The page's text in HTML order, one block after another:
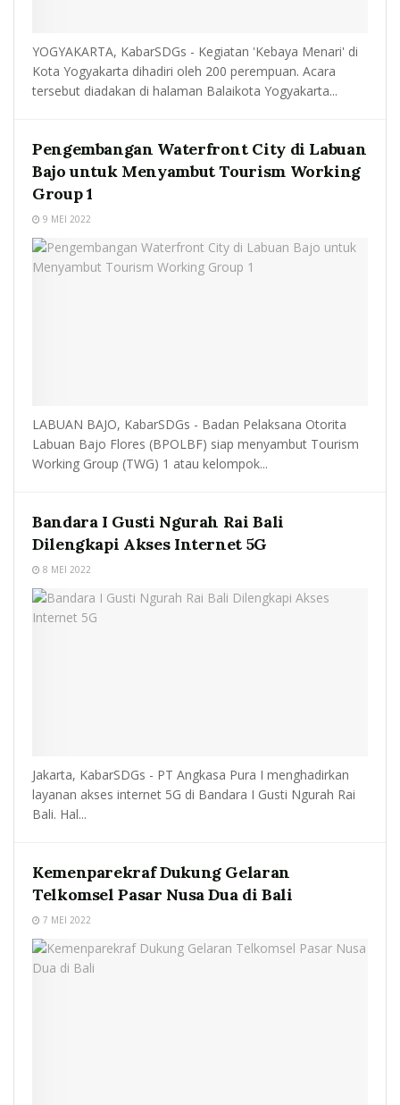
YOGYAKARTA, KabarSDGs - Kegiatan 'Kebaya Menari' di
Kota Yogyakarta dihadiri oleh 200 perempuan. Acara
tersebut diadakan di halaman Balaikota Yogyakarta...
Pengembangan Waterfront City di Labuan
Bajo untuk Menyambut Tourism Working
Group 1
9 MEI 2022
LABUAN BAJO, KabarSDGs - Badan Pelaksana Otorita
Labuan Bajo Flores (BPOLBF) siap menyambut Tourism
Working Group (TWG) 1 atau kelompok...
Bandara I Gusti Ngurah Rai Bali
Dilengkapi Akses Internet 5G
8 MEI 2022
Jakarta, KabarSDGs - PT Angkasa Pura I menghadirkan
layanan akses internet 5G di Bandara I Gusti Ngurah Rai
Bali. Hal...
Kemenparekraf Dukung Gelaran
Telkomsel Pasar Nusa Dua di Bali
7 MEI 2022